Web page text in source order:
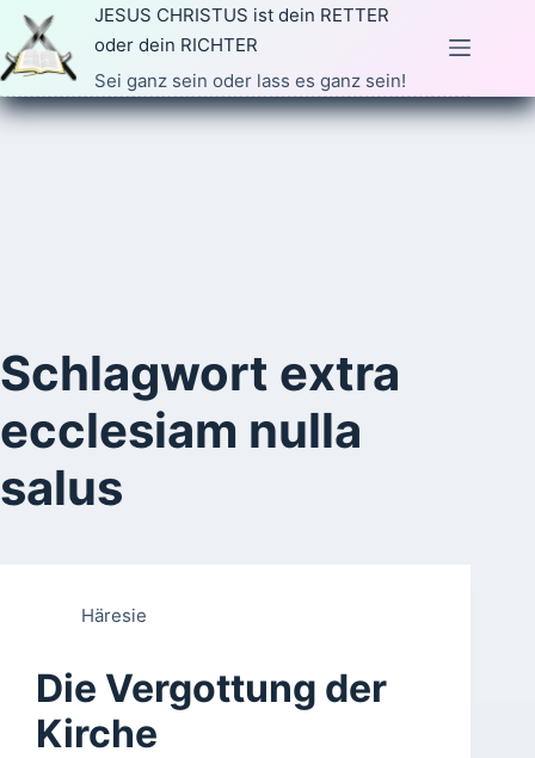
Zum
Inhalt
springen
JESUS CHRISTUS ist dein RETTER
oder dein RICHTER
Sei ganz sein oder lass es ganz sein!
Schlagwort extra
ecclesiam nulla
salus
Häresie
Die Vergottung der
Kirche